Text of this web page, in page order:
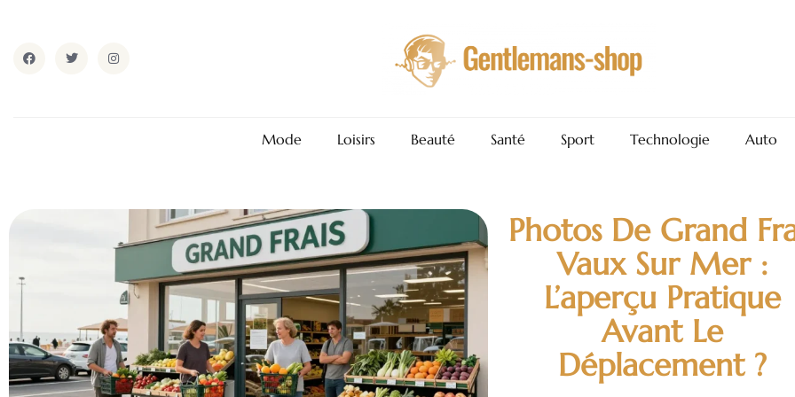
Mode Loisirs Beauté Santé Sport Technologie Auto
Photos De Grand
Vaux Sur Mer :
L’aperçu Pratique
Avant Le
Déplacement ?